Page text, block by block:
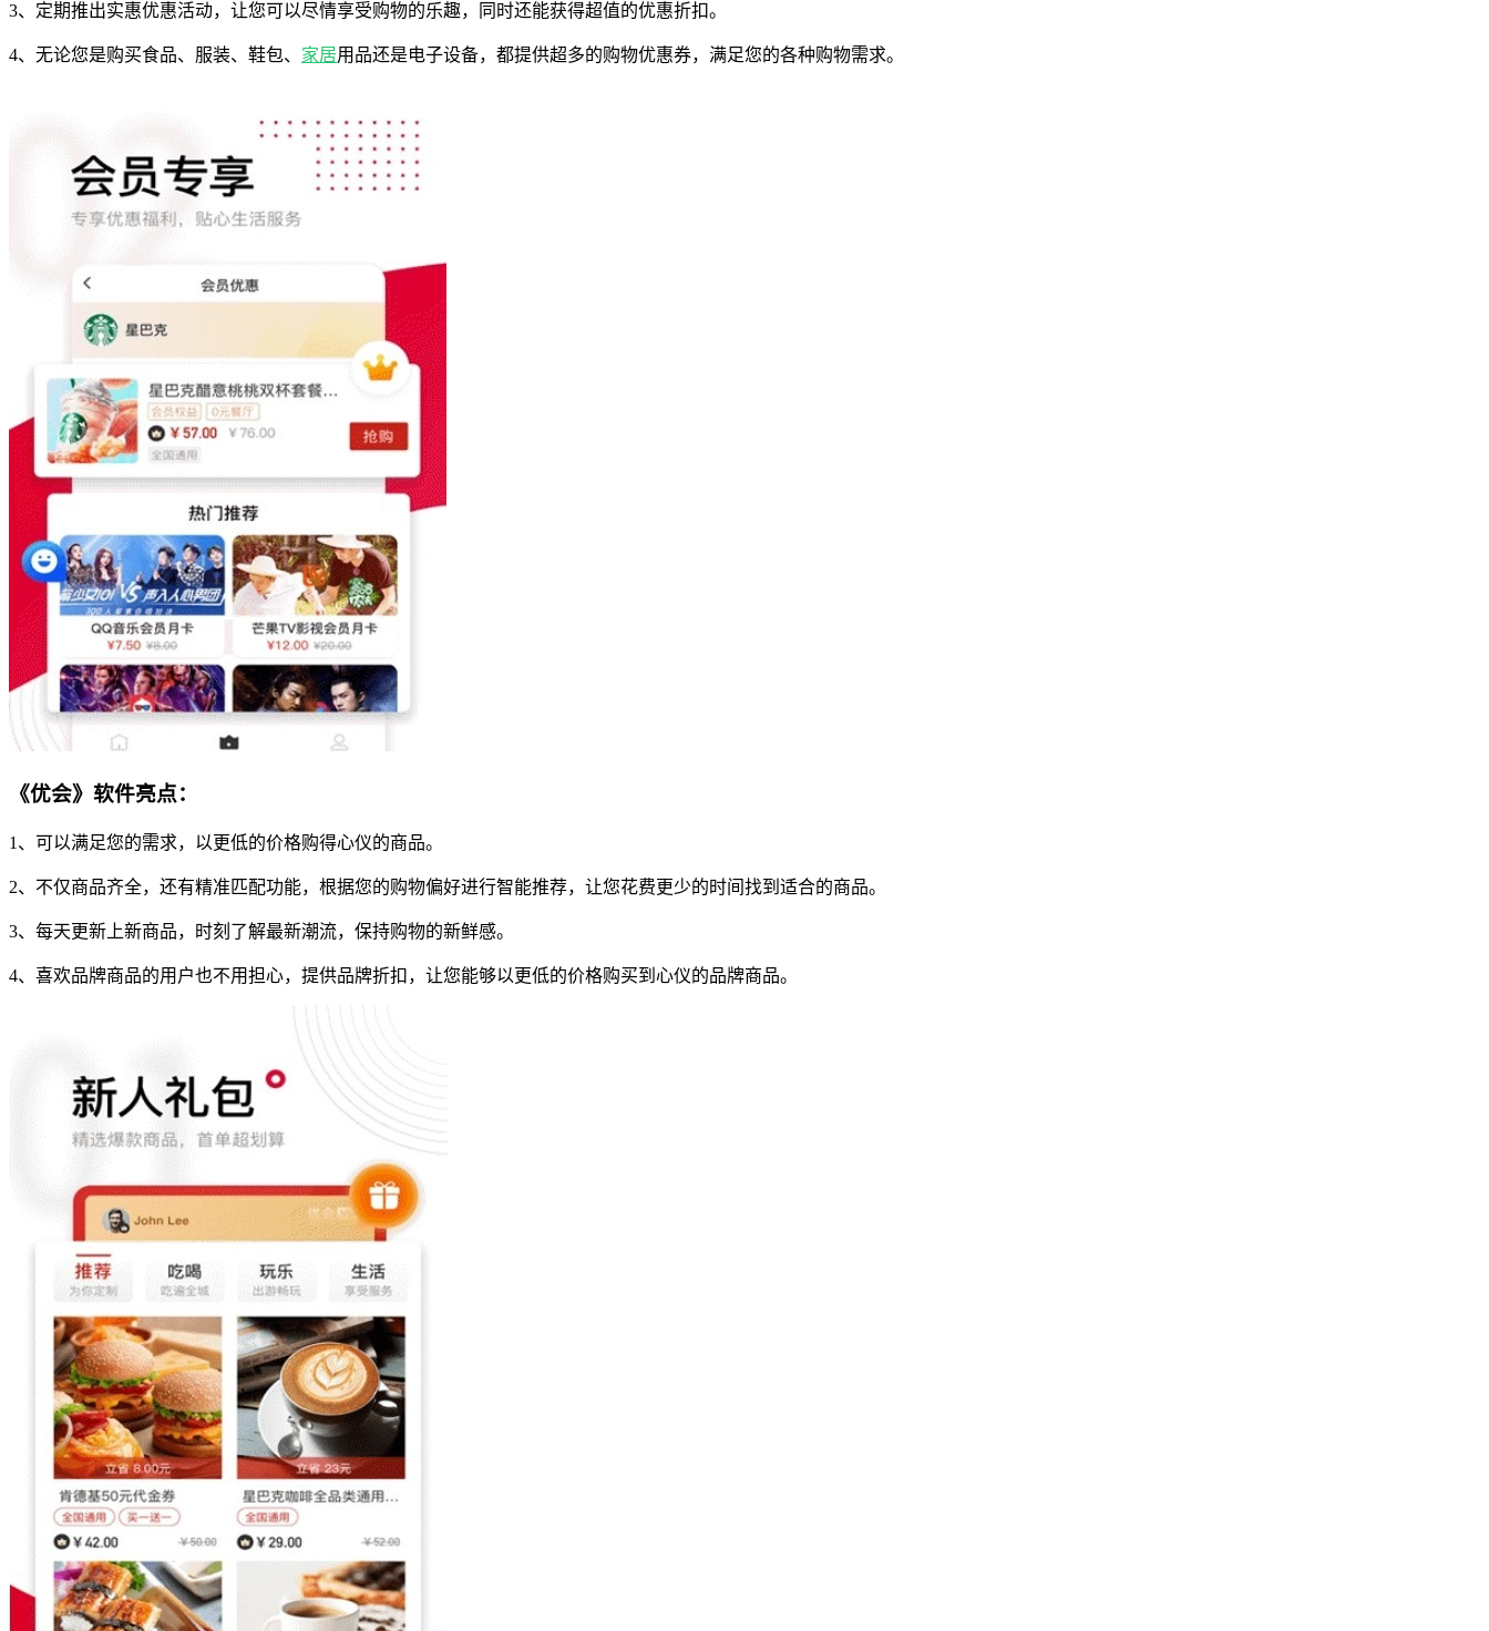
3、定期推出实惠优惠活动，让您可以尽情享受购物的乐趣，同时还能获得超值的优惠折扣。
4、无论您是购买食品、服装、鞋包、 家居用品还是电子设备，都提供超多的购物优惠券，满足您的各种购物需求。
《优会》软件亮点：
1、可以满足您的需求，以更低的价格购得心仪的商品。
2、不仅商品齐全，还有精准匹配功能，根据您的购物偏好进行智能推荐，让您花费更少的时间找到适合的商品。
3、每天更新上新商品，时刻了解最新潮流，保持购物的新鲜感。
4、喜欢品牌商品的用户也不用担心，提供品牌折扣，让您能够以更低的价格购买到心仪的品牌商品。